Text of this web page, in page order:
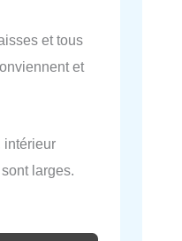
et tous
et
intérieur
larges.